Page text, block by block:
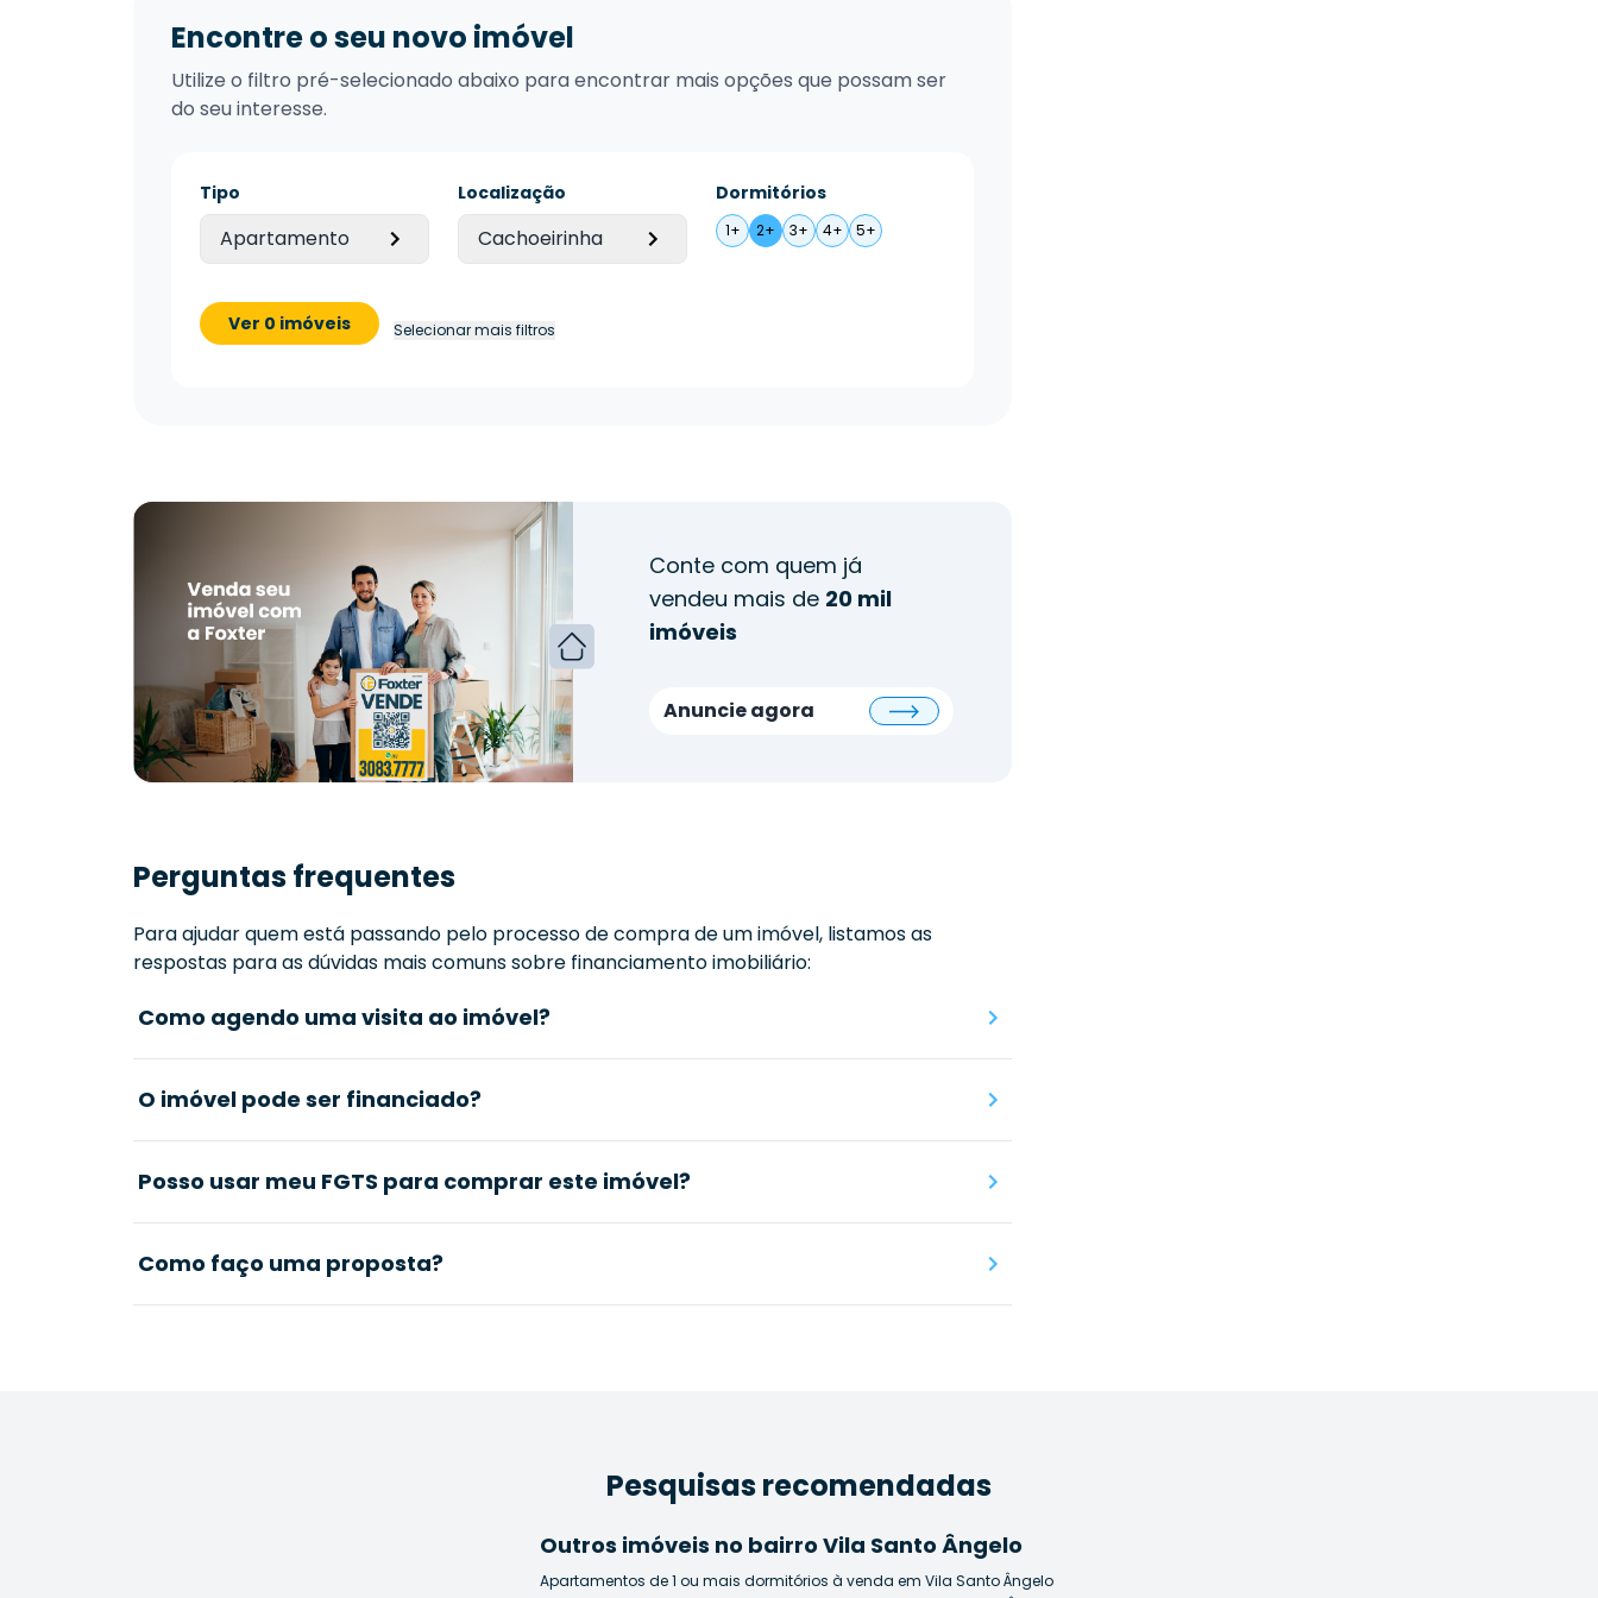
Encontre o seu novo imóvel
Utilize o filtro pré-selecionado abaixo para encontrar mais opções que possam ser
do seu interesse.
Tipo
Apartamento
Localização
Cachoeirinha
Dormitórios
1+ 2+ 3+ 4+ 5+
Ver 0 imóveis Selecionar mais filtros
Conte com quem já
vendeu mais de 20 mil
imóveis
Anuncie agora
Perguntas frequentes
Para ajudar quem está passando pelo processo de compra de um imóvel, listamos as
respostas para as dúvidas mais comuns sobre financiamento imobiliário:
Como agendo uma visita ao imóvel?
O imóvel pode ser financiado?
Posso usar meu FGTS para comprar este imóvel?
Como faço uma proposta?
Pesquisas recomendadas
Outros imóveis no bairro Vila Santo Ângelo
Apartamentos de 1 ou mais dormitórios à venda em Vila Santo Ângelo